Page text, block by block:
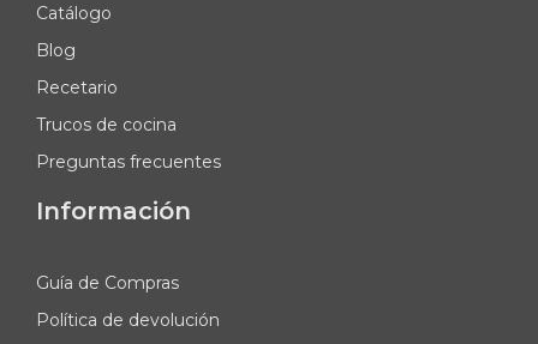
Catálogo
Blog
Recetario
Trucos de cocina
Preguntas frecuentes
Información
Guía de Compras
Política de devolución